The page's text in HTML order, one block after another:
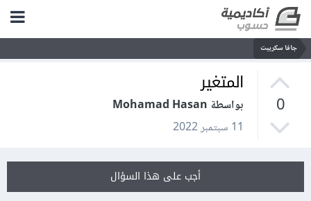
جافا سكريبت
0
المتغير
بواسطة Mohamad Hasan
11 سبتمبر 2022
أجب على هذا السؤال